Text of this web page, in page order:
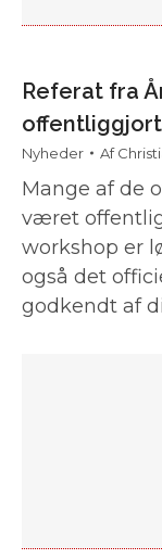
Referat fra
offentliggjort
Nyheder Af
Mange af de
været
workshop er
også det
godkendt af